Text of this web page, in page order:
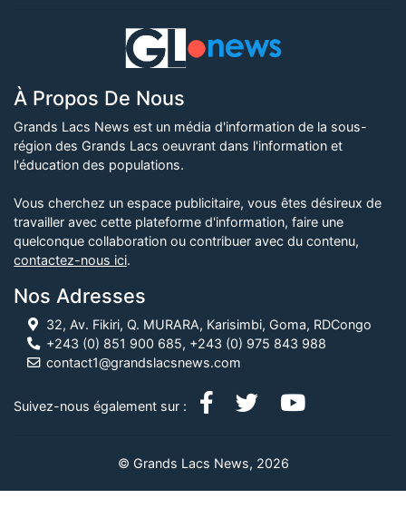
À Propos De Nous
Grands Lacs News est un média d'information de la sous-
région des Grands Lacs oeuvrant dans l'information et
l'éducation des populations.
Vous cherchez un espace publicitaire, vous êtes désireux de
travailler avec cette plateforme d'information, faire une
quelconque collaboration ou contribuer avec du contenu,
contactez-nous ici.
Nos Adresses
32, Av. Fikiri, Q. MURARA, Karisimbi, Goma, RDCongo
+243 (0) 851 900 685, +243 (0) 975 843 988
contact1@grandslacsnews.com
Suivez-nous également sur :
© Grands Lacs News, 2026